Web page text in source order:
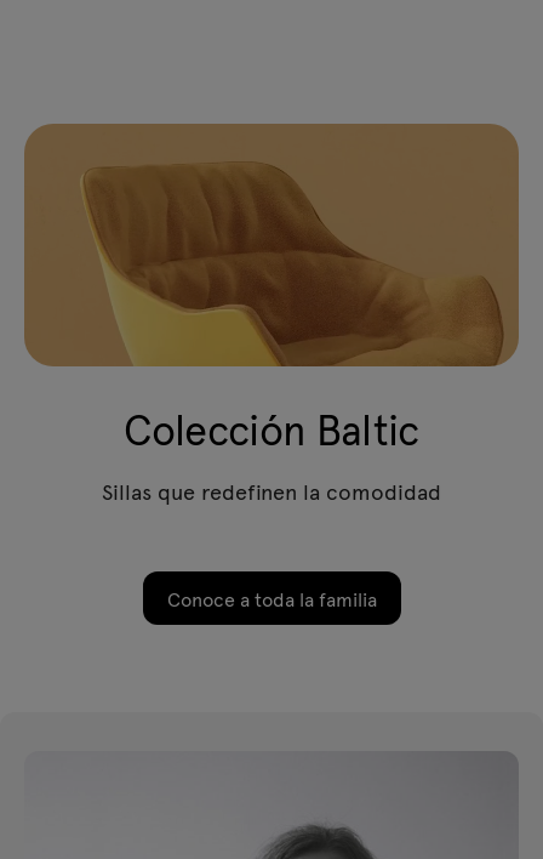
Colección Baltic
Sillas que redefinen la comodidad
Conoce a toda la familia